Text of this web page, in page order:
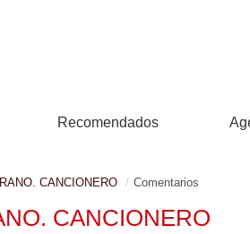
Recomendados
CANCIONERO Comentarios
CANCIONERO